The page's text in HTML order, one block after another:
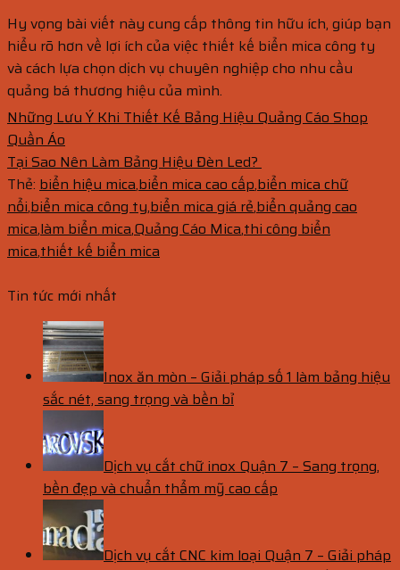
Hy vọng bài viết này cung cấp thông tin hữu ích, giúp bạn
hiểu rõ hơn về lợi ích của việc thiết kế biển mica công ty
và cách lựa chọn dịch vụ chuyên nghiệp cho nhu cầu
quảng bá thương hiệu của mình.
Những Lưu Ý Khi Thiết Kế Bảng Hiệu Quảng Cáo Shop
Quần Áo
Tại Sao Nên Làm Bảng Hiệu Đèn Led?
Thẻ: biển hiệu mica,biển mica cao cấp,biển mica chữ
nổi,biển mica công ty,biển mica giá rẻ,biển quảng cao
mica,làm biển mica,Quảng Cáo Mica,thi công biển
mica,thiết kế biển mica
Tin tức mới nhất
Inox ăn mòn – Giải pháp số 1 làm bảng hiệu
sắc nét, sang trọng và bền bỉ
Dịch vụ cắt chữ inox Quận 7 – Sang trọng,
bền đẹp và chuẩn thẩm mỹ cao cấp
Dịch vụ cắt CNC kim loại Quận 7 – Giải pháp